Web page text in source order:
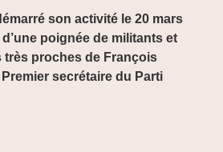
son activité le 20 mars
d’une poignée de militants et
très proches de François
secrétaire du Parti